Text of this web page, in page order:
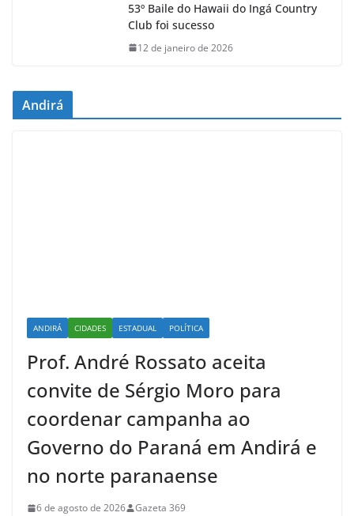
53º Baile do Hawaii do Ingá Country
Club foi sucesso
12 de janeiro de 2026
Andirá
ANDIRÁ CIDADES ESTADUAL POLÍTICA
Prof. André Rossato aceita
convite de Sérgio Moro para
coordenar campanha ao
Governo do Paraná em Andirá e
no norte paranaense
6 de agosto de 2026 Gazeta 369